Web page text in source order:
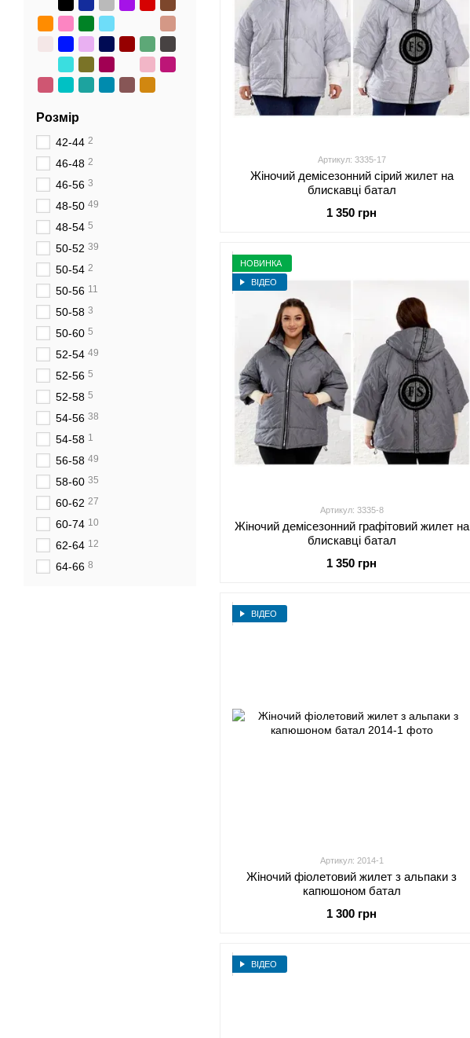
Артикул: 3335-17
Жіночий демісезонний сірий жилет на
блискавці батал
1 350 грн
НОВИНКА
ВІДЕО
Артикул: 3335-8
Жіночий демісезонний графітовий жилет на
блискавці батал
1 350 грн
ВІДЕО
Артикул: 2014-1
Жіночий фіолетовий жилет з альпаки з
капюшоном батал
1 300 грн
ВІДЕО
Розмір
42-44 2
46-48 2
46-56 3
48-50 49
48-54 5
50-52 39
50-54 2
50-56 11
50-58 3
50-60 5
52-54 49
52-56 5
52-58 5
54-56 38
54-58 1
56-58 49
58-60 35
60-62 27
60-74 10
62-64 12
64-66 8